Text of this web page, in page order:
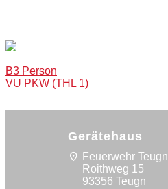
Post
navigation
B3 Person
VU PKW (THL 1)
Gerätehaus
location_on Feuerwehr Teugn
Roithweg 15
93356 Teugn